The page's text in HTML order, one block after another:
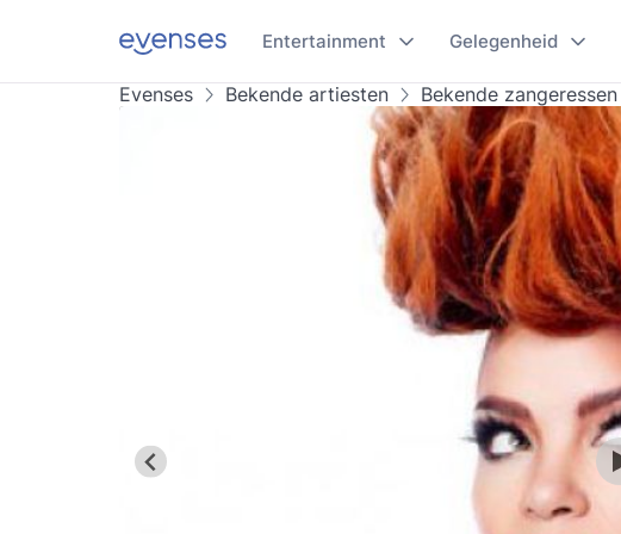
Entertainment Gelegenheid
Evenses Bekende artiesten Bekende zangeressen